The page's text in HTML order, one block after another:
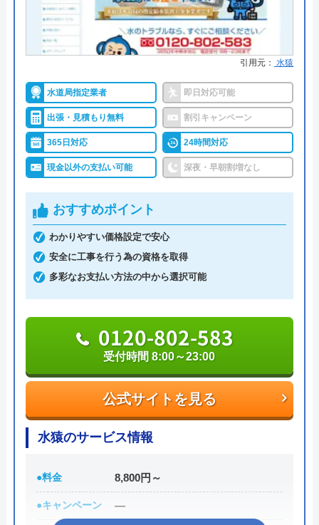
水回りトラブルの対応に加えてライフスタイル等の
様々な話をしたうえで、お客様に合った提案を行っ
さらに、施工からアフターメンテナンスまで同じ担
当者が担当するため、長期的に安心して依頼するこ
とができるといえるでしょう。
出張費・見積もり・相談・点検も無料のほか、他社
も、非常に良心的です。
トイレDrは「お客様目線」ならではのサービスが多
く、安心して依頼できる業者です。
0120-190-084
トイレDrのクチコミ on
5（1件のクチコミ）
引用元： 水猿
水道局指定業者 即日対応可能
出張・見積もり無料 割引キャンペーン
365日対応 24時間対応
現金以外の支払い可能 深夜・早朝割増なし
おすすめポイント
わかりやすい価格設定で安心
安全に工事を行う為の資格を取得
多彩なお支払い方法の中から選択可能
公式サイトを見る
0120-802-583
受付時間 8:00～23:00
水猿のサービス情報
●料金 8,800円～
●キャンペーン ―